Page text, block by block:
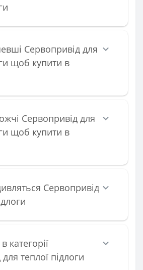
Сервопривід для
щоб купити в
Сервопривід для
щоб купити в
Сервопривід
категорії
теплої підлоги